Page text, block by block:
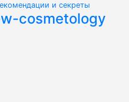
и секреты
cosmetology